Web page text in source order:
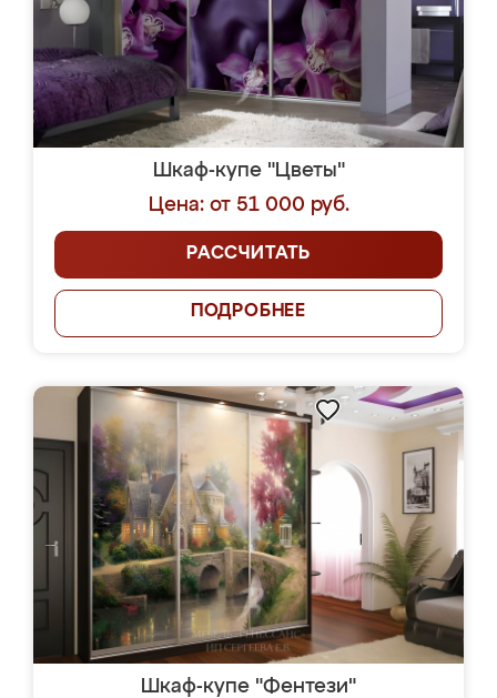
Шкаф-купе "Цветы"
Цена: от 51 000 руб.
РАССЧИТАТЬ
ПОДРОБНЕЕ
Шкаф-купе "Фентези"